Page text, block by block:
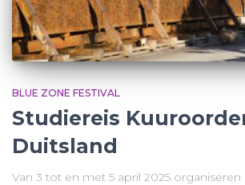
BLUE ZONE FESTIVAL
Studiereis
Duitsland
Van 3 tot en met 5 april 2025